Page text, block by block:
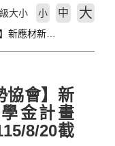
*【台灣凝愛關懷弱勢協會】新應材新住民子女獎學金計畫《限新住民子女》(115/8/20截止)
大小 小 中 大
協會】新
金計畫
8/20截